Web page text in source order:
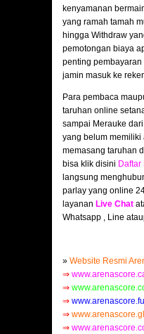
kenyamanan
yang ramah tamah
hingga Withdraw
pemotongan biaya
penting
jamin masuk ke
Para pembaca
taruhan online
sampai Merauke
yang belum memiliki
memasang taruhan
bisa klik disini Daftar
langsung
parlay yang online
layanan Live Chat
Whatsapp , Line
» Website Resmi
⇒
⇒
⇒
⇒
⇒